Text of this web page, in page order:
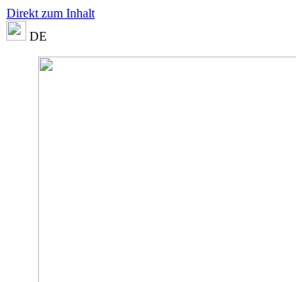
Direkt zum Inhalt
DE